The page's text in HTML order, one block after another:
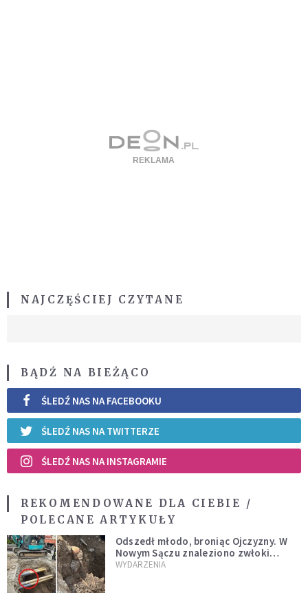
NAJCZĘŚCIEJ CZYTANE
BĄDŹ NA BIEŻĄCO
ŚLEDŹ NAS NA FACEBOOKU
ŚLEDŹ NAS NA TWITTERZE
ŚLEDŹ NAS NA INSTAGRAMIE
REKOMENDOWANE DLA CIEBIE /
POLECANE ARTYKUŁY
Odszedł młodo, broniąc Ojczyzny. W
Nowym Sączu znaleziono zwłoki
mężczyzny z czasów potopu
WYDARZENIA